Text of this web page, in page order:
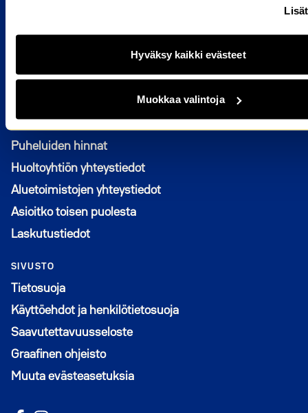
Hyväksy kaikki evästeet
Muokkaa valintoja
YHTEYSTIEDOT
Puheluiden hinnat
Huoltoyhtiön yhteystiedot
Aluetoimistojen yhteystiedot
Asioitko toisen puolesta
Laskutustiedot
SIVUSTO
Tietosuoja
Käyttöehdot ja henkilötietosuoja
Saavutettavuusseloste
Graafinen ohjeisto
Muuta evästeasetuksia